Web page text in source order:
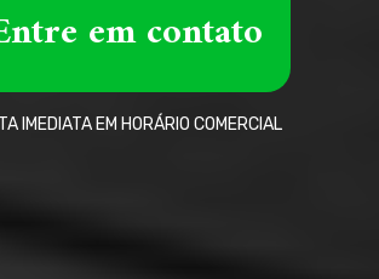
em contato
IMEDIATA EM HORÁRIO COMERCIAL